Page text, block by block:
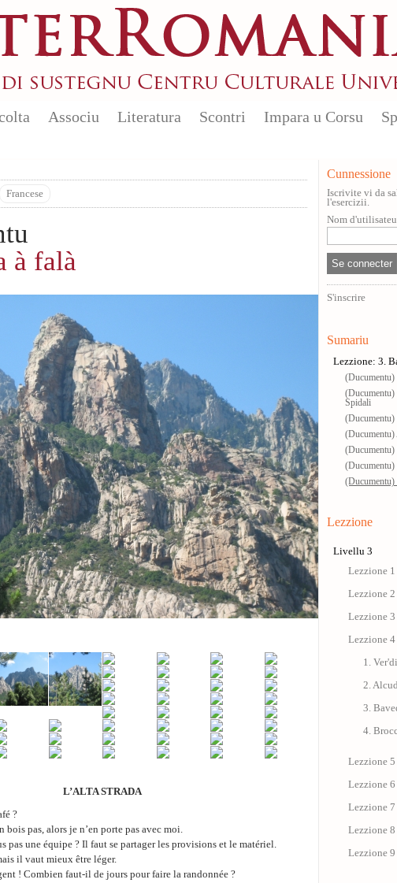
Associu Literatura Scontri Impara u Corsu
Francese
à falà
L’ALTA STRADA
?
bois pas, alors je n’en porte pas avec moi.
pas une équipe ? Il faut se partager les provisions et le matériel.
il vaut mieux être léger.
! Combien faut-il de jours pour faire la randonnée ?
Cunnessione
Iscrivite vi da
l'esercizii.
Nom
S'inscrire
Sumariu
Lezzione: 3.
(Ducumentu)
Spidali
(Ducumentu)
(Ducumentu)
(Ducumentu)
(Ducumentu)
(Ducumentu)
Lezzione
Livellu 3
Lezzione 1
Lezzione 2
Lezzione 3
Lezzione 4
1.
2.
3.
4.
Lezzione 5
Lezzione 6
Lezzione 7
Lezzione 8
Lezzione 9